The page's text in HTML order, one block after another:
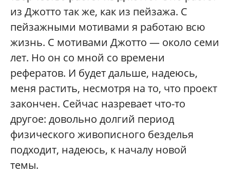
из Джотто так же, как из пейзажа. С
пейзажными мотивами я работаю всю
жизнь. С мотивами Джотто — около семи
лет. Но он со мной со времени
рефератов. И будет дальше, надеюсь,
меня растить, несмотря на то, что проект
закончен. Сейчас назревает что-то
другое: довольно долгий период
физического живописного безделья
подходит, надеюсь, к началу новой
темы.